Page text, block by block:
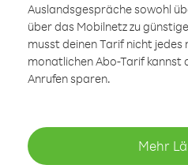
Auslandsgespräche sowohl
über das Mobilnetz zu
musst deinen Tarif nicht
monatlichen Abo-Tarif kannst
Anrufen sparen.
Mehr